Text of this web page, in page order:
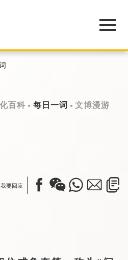
百科 每日一词 文博漫游
我要回应